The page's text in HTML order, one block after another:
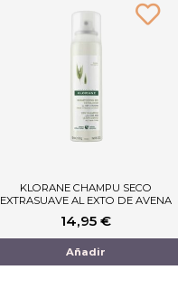
KLORANE CHAMPU SECO
EXTRASUAVE AL EXTO DE AVENA
14,95 €
Añadir